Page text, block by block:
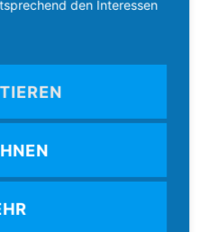
den Interessen